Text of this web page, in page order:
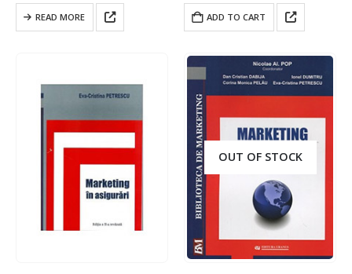
READ MORE ADD TO CART
OUT OF STOCK